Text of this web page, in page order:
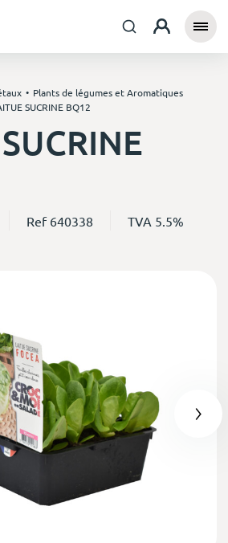
Plants de légumes et Aromatiques
SUCRINE BQ12
Ref 640338 TVA 5.5%